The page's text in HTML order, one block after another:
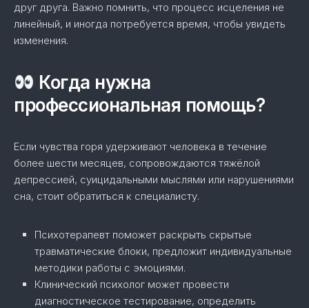
друг друга. Важно помнить, что процесс исцеления не
линейный, и иногда потребуется время, чтобы увидеть
изменения.
Когда нужна
профессиональная помощь?
Если чувства горя удерживают человека в течение
более шести месяцев, сопровождаются тяжёлой
депрессией, суицидальными мыслями или нарушениями
сна, стоит обратиться к специалисту.
Психотерапевт поможет раскрыть скрытые
травматические блоки, предложит индивидуальные
методики работы с эмоциями.
Клинический психолог может провести
диагностическое тестирование, определить